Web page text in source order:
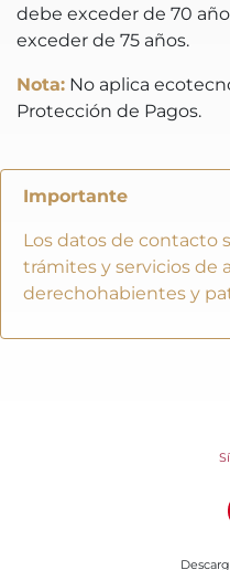
debe exceder de 70
exceder de 75 años.
Nota: No aplica
Protección de Pagos.
Importante
Los datos de contacto
trámites y servicios de
derechohabientes y